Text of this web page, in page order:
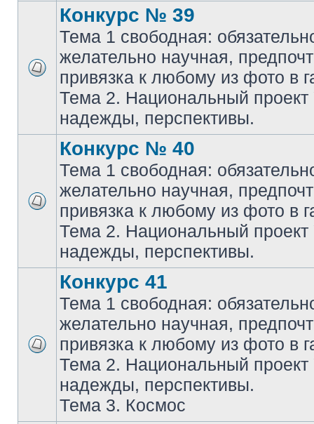
Конкурс № 39
Тема 1 свободная:
желательно научная,
привязка к любому из фото в
Тема 2. Национальный
надежды, перспективы.
Конкурс № 40
Тема 1 свободная:
желательно научная,
привязка к любому из фото в
Тема 2. Национальный
надежды, перспективы.
Конкурс 41
Тема 1 свободная:
желательно научная,
привязка к любому из фото в
Тема 2. Национальный
надежды, перспективы.
Тема 3. Космос